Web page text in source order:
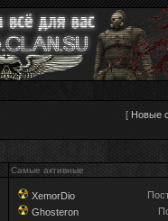
[ Новые
Самые активные
XemorDio
Ghosteron